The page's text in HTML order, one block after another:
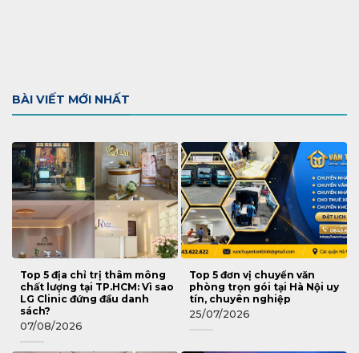
BÀI VIẾT MỚI NHẤT
Top 5 địa chỉ trị thâm mông
chất lượng tại TP.HCM: Vì sao
LG Clinic đứng đầu danh
sách?
07/08/2026
Top 5 đơn vị chuyển văn
phòng trọn gói tại Hà Nội uy
tín, chuyên nghiệp
25/07/2026